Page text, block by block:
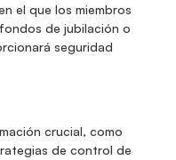
el que los miembros
de jubilación o
seguridad
crucial, como
de control de